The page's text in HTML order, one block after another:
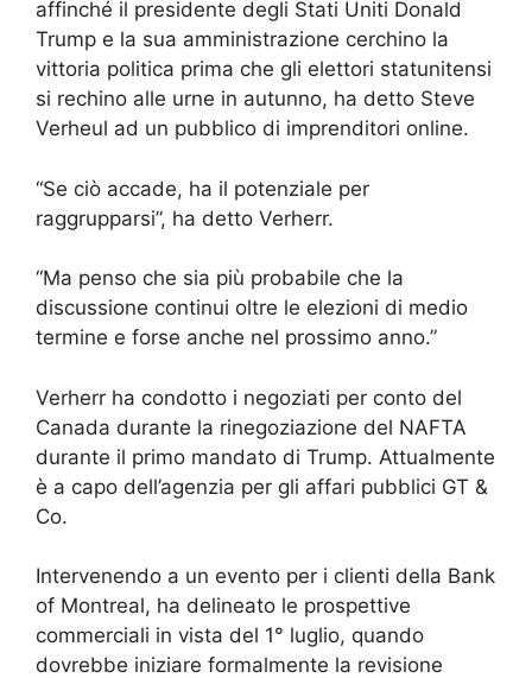
affinché il presidente degli Stati Uniti Donald
Trump e la sua amministrazione cerchino la
vittoria politica prima che gli elettori statunitensi
si rechino alle urne in autunno, ha detto Steve
Verheul ad un pubblico di imprenditori online.
“Se ciò accade, ha il potenziale per
raggrupparsi”, ha detto Verherr.
“Ma penso che sia più probabile che la
discussione continui oltre le elezioni di medio
termine e forse anche nel prossimo anno.”
Verherr ha condotto i negoziati per conto del
Canada durante la rinegoziazione del NAFTA
durante il primo mandato di Trump. Attualmente
è a capo dell’agenzia per gli affari pubblici GT &
Co.
Intervenendo a un evento per i clienti della Bank
of Montreal, ha delineato le prospettive
commerciali in vista del 1° luglio, quando
dovrebbe iniziare formalmente la revisione